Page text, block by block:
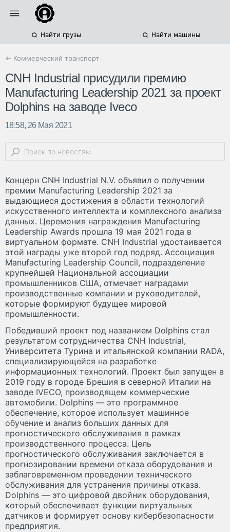
Найти грузы Найти машины
← Коммерческий транспорт
CNH Industrial присудили премию
Manufacturing Leadership 2021 за проект
Dolphins на заводе Iveco
18:58, 26 Мая 2021
Концерн CNH Industrial N.V. объявил о получении
премии Manufacturing Leadership 2021 за
выдающиеся достижения в области технологий
искусственного интеллекта и комплексного анализа
данных. Церемония награждения Manufacturing
Leadership Awards прошла 19 мая 2021 года в
виртуальном формате. CNH Industrial удостаивается
этой награды уже второй год подряд. Ассоциация
Manufacturing Leadership Council, подразделение
крупнейшей Национальной ассоциации
промышленников США, отмечает наградами
производственные компании и руководителей,
которые формируют будущее мировой
промышленности.
Победивший проект под названием Dolphins стал
результатом сотрудничества CNH Industrial,
Университета Турина и итальянской компании RADA,
специализирующейся на разработке
информационных технологий. Проект был запущен в
2019 году в городе Брешия в северной Италии на
заводе IVECO, производящем коммерческие
автомобили. Dolphins — это программное
обеспечение, которое использует машинное
обучение и анализ больших данных для
прогностического обслуживания в рамках
производственного процесса. Цель
прогностического обслуживания заключается в
прогнозировании времени отказа оборудования и
заблаговременном проведении технического
обслуживания для устранения причины отказа.
Dolphins — это цифровой двойник оборудования,
который обеспечивает функции виртуальных
датчиков и формирует основу кибербезопасности
предприятия.